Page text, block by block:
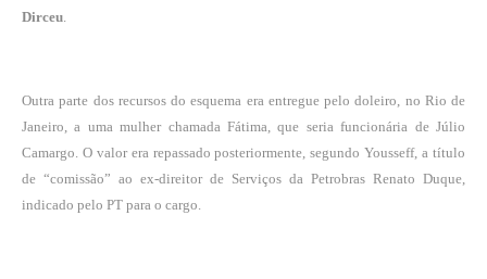
Dirceu
Outra parte dos recursos do esquema era entregue pelo doleiro, no Rio de
Janeiro, a uma mulher chamada Fátima, que seria funcionária de Júlio
Camargo. O valor era repassado posteriormente, segundo Yousseff, a título
de “comissão” ao ex-direitor de Serviços da Petrobras Renato Duque,
indicado pelo PT para o cargo.